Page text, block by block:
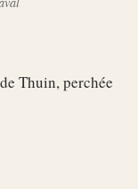
Thuin, perchée